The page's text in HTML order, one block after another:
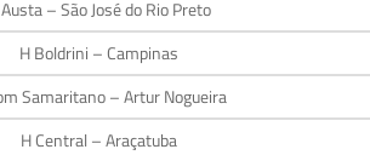
– São José do Rio Preto
H Boldrini – Campinas
Samaritano – Artur Nogueira
H Central – Araçatuba